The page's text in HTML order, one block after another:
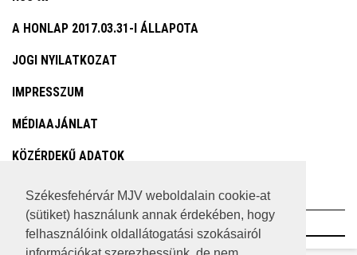
Székesfehérvár MJV weboldalain cookie-at
(sütiket) használunk annak érdekében, hogy
felhasználóink oldallátogatási szokásairól
A HONLAP 2017.03.31-I ÁLLAPOTA
JOGI NYILATKOZAT
IMPRESSZUM
MÉDIAAJÁNLAT
KÖZÉRDEKŰ ADATOK
ADATVÉDELEM
©2023 SZÉKESFEHÉRVÁR MEGYEI JOGÚ VÁROS